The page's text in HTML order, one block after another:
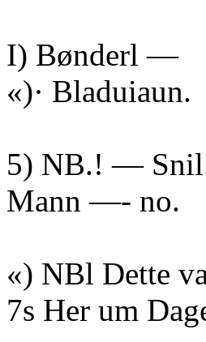
I) Bønderl —
«)· Bladuiaun.
5) NB.! — Snil.
Mann —- no.
«) NBl Dette
7s Her um